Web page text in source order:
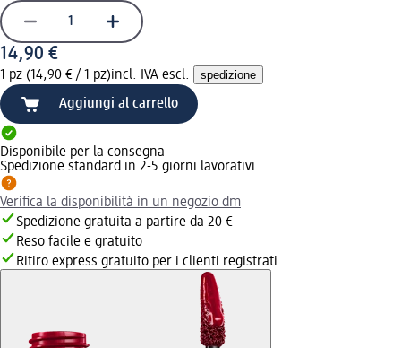
14,90 €
1 pz (14,90 € / 1 pz)incl. IVA escl. spedizione
Aggiungi al carrello
Disponibile per la consegna
Spedizione standard in 2-5 giorni lavorativi
Verifica la disponibilità in un negozio dm
Spedizione gratuita a partire da 20 €
Reso facile e gratuito
Ritiro express gratuito per i clienti registrati